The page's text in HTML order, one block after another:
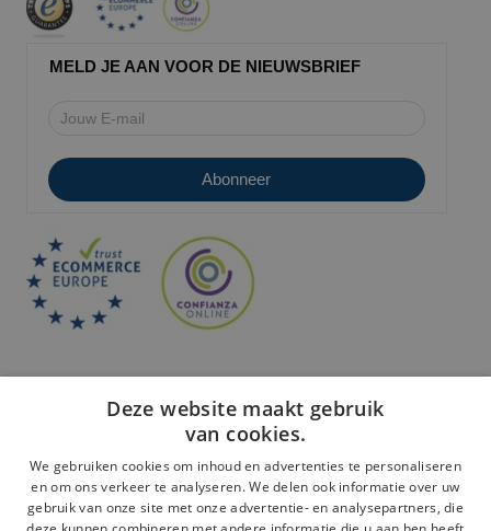
MELD JE AAN VOOR DE NIEUWSBRIEF
Veilige betaling:
Deze website maakt gebruik
van cookies.
We gebruiken cookies om inhoud en advertenties te personaliseren
en om ons verkeer te analyseren. We delen ook informatie over uw
gebruik van onze site met onze advertentie- en analysepartners, die